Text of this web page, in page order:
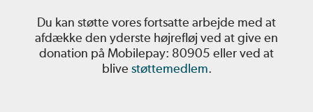
Du kan støtte vores fortsatte arbejde med at
afdække den yderste højrefløj ved at give en
donation på Mobilepay: 80905 eller ved at
blive støttemedlem.